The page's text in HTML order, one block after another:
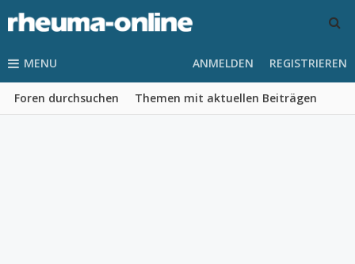
MENU
Foren durchsuchen Themen mit aktuellen Beiträgen
ANMELDEN REGISTRIEREN